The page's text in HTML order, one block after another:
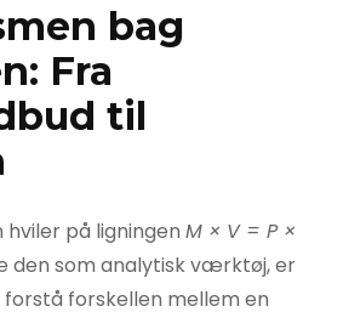
bag
Fra
til
på ligningen M × V = P ×
den som analytisk værktøj, er
forskellen mellem en